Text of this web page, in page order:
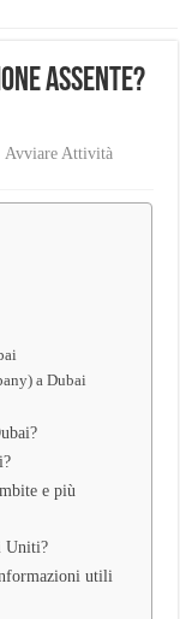
assente?
Avviare Attività
a Dubai
e più
Uniti?
utili